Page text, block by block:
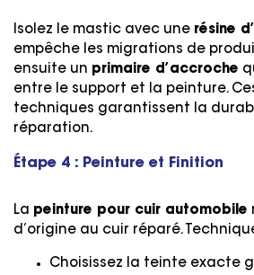
Isolez le mastic avec une résine
empêche les migrations de
ensuite un primaire d’accroche
entre le support et la peinture.
techniques garantissent la
réparation.
Étape 4 : Peinture et Finition
La peinture pour cuir automobile
d’origine au cuir réparé.
Choisissez la teinte exacte